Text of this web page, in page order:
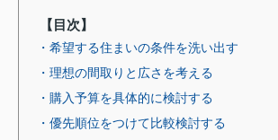
【目次】
・希望する住まいの条件を洗い出す
・理想の間取りと広さを考える
・購入予算を具体的に検討する
・優先順位をつけて比較検討する